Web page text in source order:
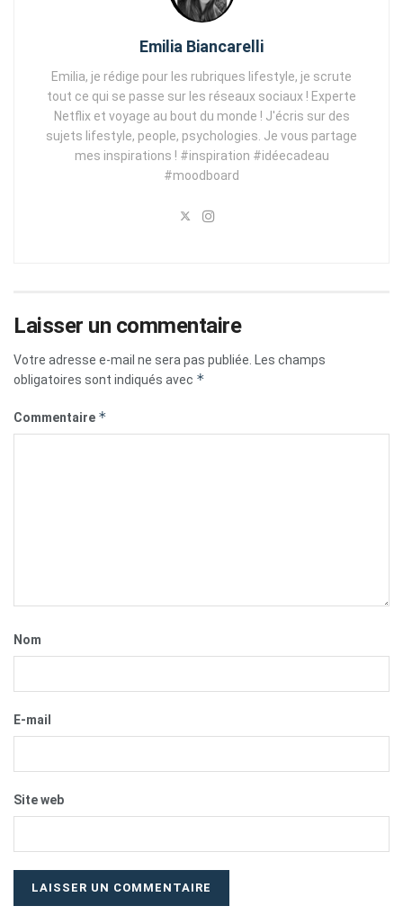
Emilia Biancarelli
Emilia, je rédige pour les rubriques lifestyle, je scrute
tout ce qui se passe sur les réseaux sociaux ! Experte
Netflix et voyage au bout du monde ! J'écris sur des
sujets lifestyle, people, psychologies. Je vous partage
mes inspirations ! #inspiration #idéecadeau
#moodboard
Laisser un commentaire
Votre adresse e-mail ne sera pas publiée.
Les champs
obligatoires sont indiqués avec *
Commentaire *
Nom
E-mail
Site web